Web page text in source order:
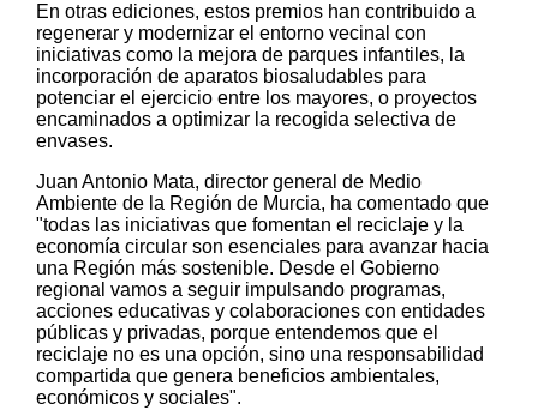
En otras ediciones, estos premios han contribuido a
regenerar y modernizar el entorno vecinal con
iniciativas como la mejora de parques infantiles, la
incorporación de aparatos biosaludables para
potenciar el ejercicio entre los mayores, o proyectos
encaminados a optimizar la recogida selectiva de
envases.
Juan Antonio Mata, director general de Medio
Ambiente de la Región de Murcia, ha comentado que
"todas las iniciativas que fomentan el reciclaje y la
economía circular son esenciales para avanzar hacia
una Región más sostenible. Desde el Gobierno
regional vamos a seguir impulsando programas,
acciones educativas y colaboraciones con entidades
públicas y privadas, porque entendemos que el
reciclaje no es una opción, sino una responsabilidad
compartida que genera beneficios ambientales,
económicos y sociales".